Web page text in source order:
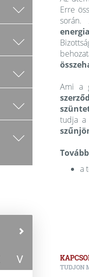
V
Erre
Ami a
tudja a
a
TUDJON